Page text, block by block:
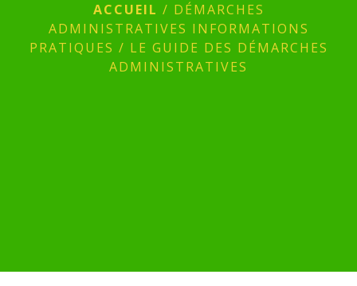
ACCUEIL / DÉMARCHES
ADMINISTRATIVES INFORMATIONS
PRATIQUES / LE GUIDE DES DÉMARCHES
ADMINISTRATIVES